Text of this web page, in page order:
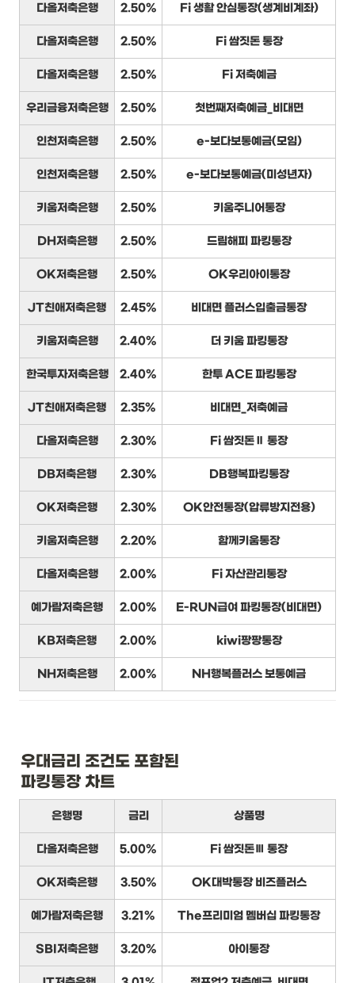
다올저축은행 2.50% Fi 생활 안심통장(생계비계좌)
다올저축은행 2.50% Fi 쌈짓돈 통장
다올저축은행 2.50% Fi 저축예금
우리금융저축은행 2.50% 첫번째저축예금_비대면
인천저축은행 2.50% e-보다보통예금(모임)
인천저축은행 2.50% e-보다보통예금(미성년자)
키움저축은행 2.50% 키움주니어통장
DH저축은행 2.50% 드림해피 파킹통장
OK저축은행 2.50% OK우리아이통장
JT친애저축은행 2.45% 비대면 플러스입출금통장
키움저축은행 2.40% 더 키움 파킹통장
한국투자저축은행 2.40% 한투 ACE 파킹통장
JT친애저축은행 2.35% 비대면_저축예금
다올저축은행 2.30% Fi 쌈짓돈Ⅱ 통장
DB저축은행 2.30% DB행복파킹통장
OK저축은행 2.30% OK안전통장(압류방지전용)
키움저축은행 2.20% 함께키움통장
다올저축은행 2.00% Fi 자산관리통장
예가람저축은행 2.00% E-RUN급여 파킹통장(비대면)
KB저축은행 2.00% kiwi팡팡통장
NH저축은행 2.00% NH행복플러스 보통예금
우대금리 조건도 포함된
파킹통장 차트
은행명 금리 상품명
다올저축은행 5.00% Fi 쌈짓돈Ⅲ 통장
OK저축은행 3.50% OK대박통장 비즈플러스
예가람저축은행 3.21% The프리미엄 멤버십 파킹통장
SBI저축은행 3.20% 아이통장